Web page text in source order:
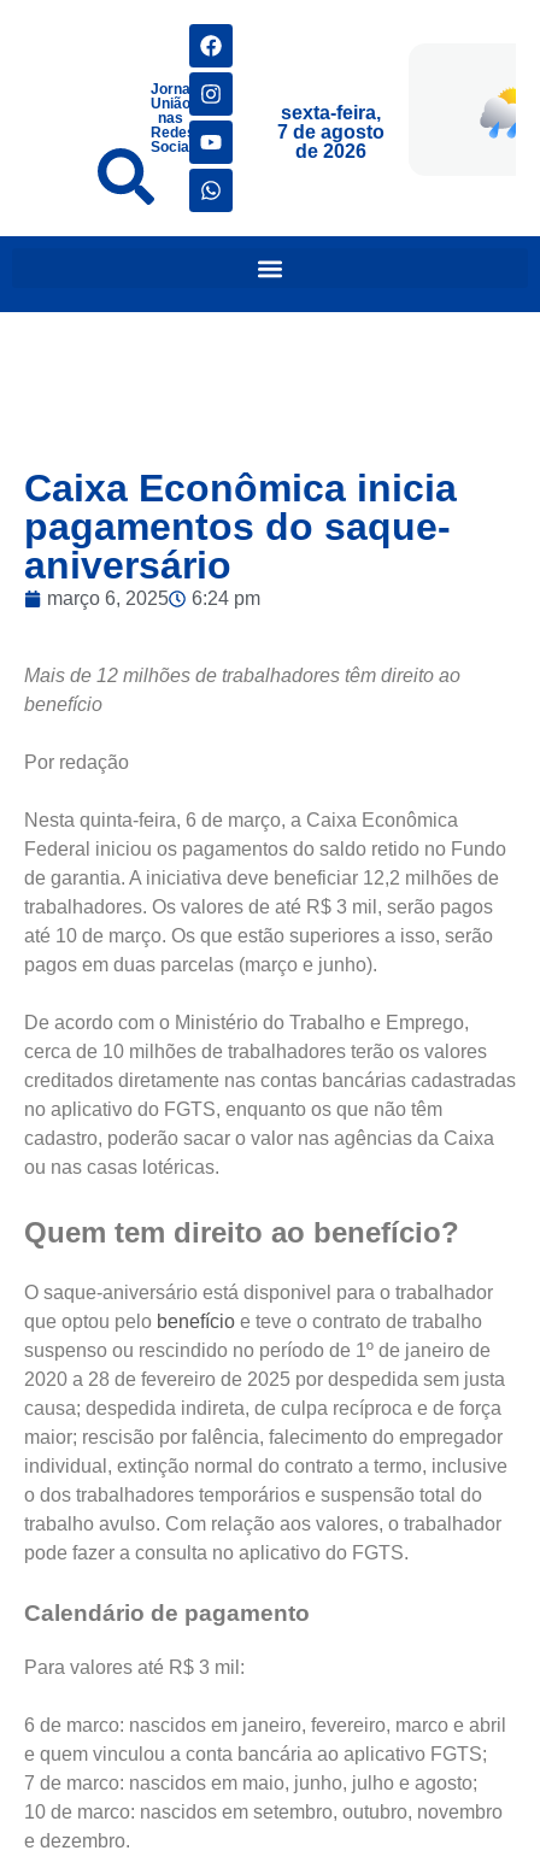
Jornais
União
nas
Redes
Sociais
sexta-feira,
7 de agosto
de 2026
Caixa Econômica inicia
pagamentos do saque-
aniversário
março 6, 2025 6:24 pm
Mais de 12 milhões de trabalhadores têm direito ao
benefício
Por redação
Nesta quinta-feira, 6 de março, a Caixa Econômica
Federal iniciou os pagamentos do saldo retido no Fundo
de garantia. A iniciativa deve beneficiar 12,2 milhões de
trabalhadores. Os valores de até R$ 3 mil, serão pagos
até 10 de março. Os que estão superiores a isso, serão
pagos em duas parcelas (março e junho).
De acordo com o Ministério do Trabalho e Emprego,
cerca de 10 milhões de trabalhadores terão os valores
creditados diretamente nas contas bancárias cadastradas
no aplicativo do FGTS, enquanto os que não têm
cadastro, poderão sacar o valor nas agências da Caixa
ou nas casas lotéricas.
Quem tem direito ao benefício?
O saque-aniversário está disponivel para o trabalhador
que optou pelo benefício e teve o contrato de trabalho
suspenso ou rescindido no período de 1º de janeiro de
2020 a 28 de fevereiro de 2025 por despedida sem justa
causa; despedida indireta, de culpa recíproca e de força
maior; rescisão por falência, falecimento do empregador
individual, extinção normal do contrato a termo, inclusive
o dos trabalhadores temporários e suspensão total do
trabalho avulso. Com relação aos valores, o trabalhador
pode fazer a consulta no aplicativo do FGTS.
Calendário de pagamento
Para valores até R$ 3 mil:
6 de marco: nascidos em janeiro, fevereiro, marco e abril
e quem vinculou a conta bancária ao aplicativo FGTS;
7 de marco: nascidos em maio, junho, julho e agosto;
10 de marco: nascidos em setembro, outubro, novembro
e dezembro.